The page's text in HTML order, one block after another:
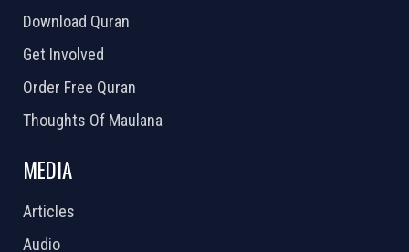
Download Quran
Get Involved
Order Free Quran
Thoughts Of Maulana
MEDIA
Articles
Audio